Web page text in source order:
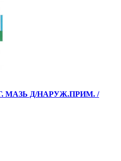
МАЗЬ Д/НАРУЖ.ПРИМ. /